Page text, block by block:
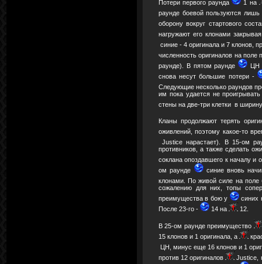
Потери первого раунда
1 на
раунде боевой пользуются лишь
оборону вокруг стартового
нагружают его клонами
синие - 4 оригинала и 7 клонов,
численность оригиналов на поле
раунде). В пятом раунде
ЦН
снова несут большие потери -
Следующие несколько раундов
им пока удается не
стены на две-три клетки в
Кланы продолжают терять
оживлений, поэтому какое-то
Justice нарастает). В 15-ом
противников, а также сделать
соклана опоздавшего к началу
ом раунде
синие вновь
клонами. По живой силе на
сожалению для них, топы
преимущества в бою у
синих
После 23-го -
14 на 12.
В 25-ом раунде преимущество
15 клонов и 1 оригинала, а
ЦН, минус еще 16 клонов и 1
против 12 оригиналов
Justice,